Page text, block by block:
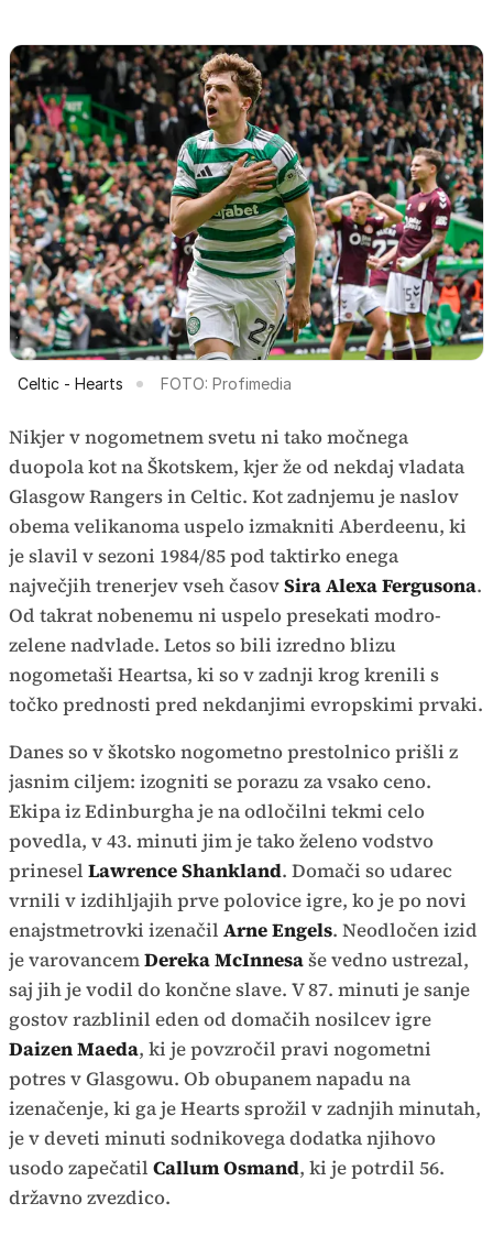
Celtic - Hearts FOTO: Profimedia
Nikjer v nogometnem svetu ni tako močnega
duopola kot na Škotskem, kjer že od nekdaj vladata
Glasgow Rangers in Celtic. Kot zadnjemu je naslov
obema velikanoma uspelo izmakniti Aberdeenu, ki
je slavil v sezoni 1984/85 pod taktirko enega
največjih trenerjev vseh časovSira Alexa Fergusona.
Od takrat nobenemu ni uspelo presekati modro-
zelene nadvlade. Letos so bili izredno blizu
nogometaši Heartsa, ki so v zadnji krog krenili s
točko prednosti pred nekdanjimi evropskimi prvaki.
Danes so v škotsko nogometno prestolnico prišli z
jasnim ciljem: izogniti se porazu za vsako ceno.
Ekipa iz Edinburgha je na odločilni tekmi celo
povedla, v 43. minuti jim je tako želeno vodstvo
prinesel Lawrence Shankland. Domači so udarec
vrnili v izdihljajih prve polovice igre, ko je po novi
enajstmetrovki izenačil Arne Engels. Neodločen izid
je varovancemDereka McInnesaše vedno ustrezal,
saj jih je vodil do končne slave. V 87. minuti je sanje
gostov razblinil eden od domačih nosilcev igre
Daizen Maeda, ki je povzročil pravi nogometni
potres v Glasgowu. Ob obupanem napadu na
izenačenje, ki ga je Hearts sprožil v zadnjih minutah,
je v deveti minuti sodnikovega dodatka njihovo
usodo zapečatil Callum Osmand, ki je potrdil 56.
državno zvezdico.